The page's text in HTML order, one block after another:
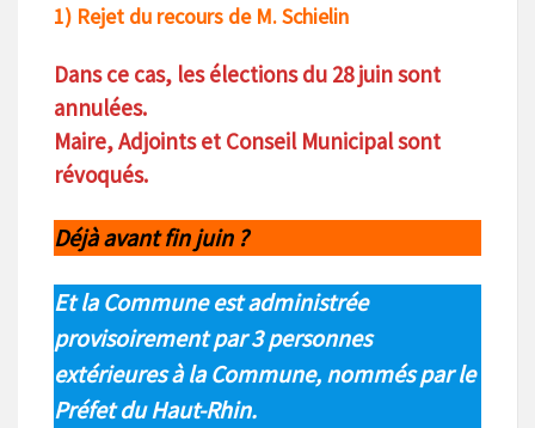
1) Rejet du recours de M. Schielin
Dans ce cas, les élections du 28 juin sont
annulées.
Maire, Adjoints et Conseil Municipal sont
révoqués.
Déjà avant fin juin ?
Et la Commune est administrée
provisoirement par 3 personnes
extérieures à la Commune, nommés par le
Préfet du Haut-Rhin.